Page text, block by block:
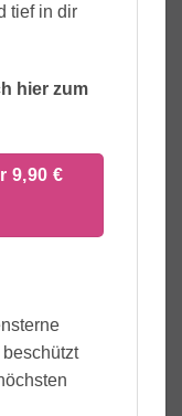
tief in dir
hier zum
9,90 €